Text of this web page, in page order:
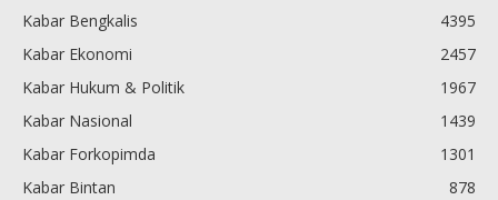
Kabar Bengkalis
4395
Kabar Ekonomi
2457
Kabar Hukum & Politik
1967
Kabar Nasional
1439
Kabar Forkopimda
1301
Kabar Bintan
878